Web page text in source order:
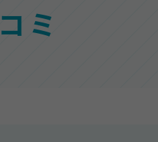
ミ